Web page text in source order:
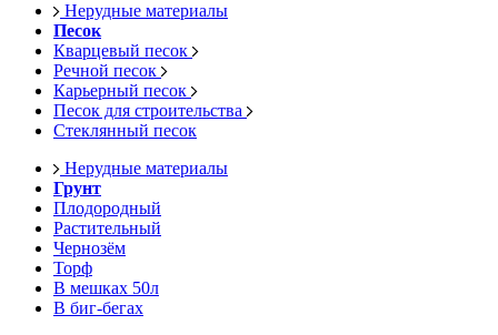
Нерудные материалы
Песок
Кварцевый песок
Речной песок
Карьерный песок
Песок для строительства
Стеклянный песок
Нерудные материалы
Грунт
Плодородный
Растительный
Чернозём
Торф
В мешках 50л
В биг-бегах